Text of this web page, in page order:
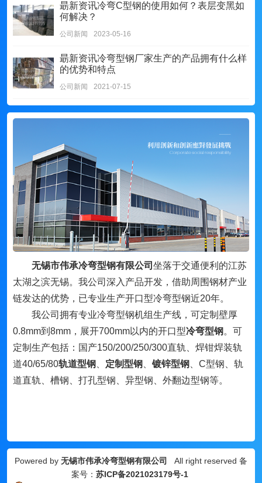
朂新资讯冷弯C型钢的使用如何？表层变黑如
何解决？
公司新闻 2023-05-16
朂新资讯冷弯型钢厂家生产的产品拥有什么样
的优势和特点
公司新闻 2021-07-15
无锡市伟承冷弯型钢有限公司 坐落于交通便利的江苏
太湖之滨无锡。我公司深入产品开发，借助周围钢材产业
链发达的优势，已专业生产开口型冷弯型钢近20年。
我公司拥有专业冷弯型钢机组生产线，可定制壁厚
0.8mm到8mm，展开700mm以内的开口型冷弯型钢 。可
定制生产包括：国产150/200/250/300直轨、焊钳焊装轨
道40/65/80轨道型钢 定制型钢 镀锌型钢
C型钢、轨
道直轨、槽钢、打孔型钢、异型钢、外翻边型钢等。
Powered by 无锡市伟承冷弯型钢有限公司
All right reserved 备
案号： 苏ICP备2021023179号-1